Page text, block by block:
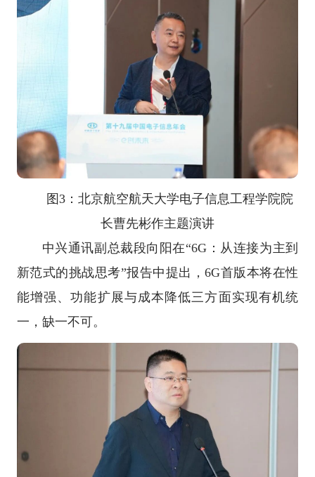
图3：北京航空航天大学电子信息工程学院院
长曹先彬作主题演讲
中兴通讯副总裁段向阳在“6G：从连接为主到
新范式的挑战思考”报告中提出，6G首版本将在性
能增强、功能扩展与成本降低三方面实现有机统
一，缺一不可。